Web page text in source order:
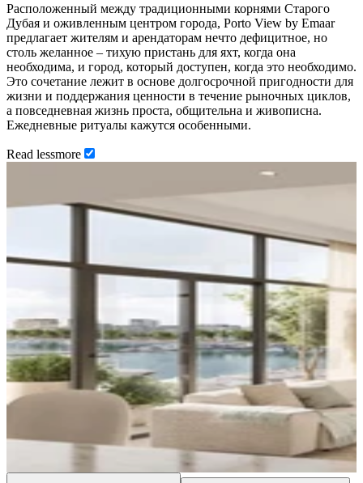
Расположенный между традиционными корнями Старого
Дубая и оживленным центром города, Porto View by Emaar
предлагает жителям и арендаторам нечто дефицитное, но
столь желанное – тихую пристань для яхт, когда она
необходима, и город, который доступен, когда это необходимо.
Это сочетание лежит в основе долгосрочной пригодности для
жизни и поддержания ценности в течение рыночных циклов,
а повседневная жизнь проста, общительна и живописна.
Ежедневные ритуалы кажутся особенными.
Read lessmore